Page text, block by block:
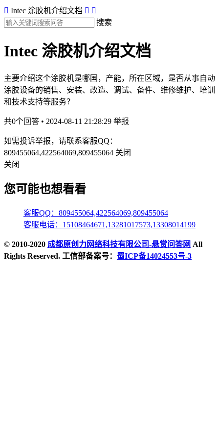
 Intec 涂胶机介绍文档  
搜索
Intec 涂胶机介绍文档
主要介绍这个涂胶机是哪国，产能，所在区域，是否从事自动
涂胶设备的销售、安装、改造、调试、备件、维修维护、培训
和技术支持等服务？
共0个回答 • 2024-08-11 21:28:29 举报
如需投诉举报，请联系客服QQ：
809455064,422564069,809455064 关闭
关闭
您可能也想看看
客服QQ：809455064,422564069,809455064
客服电话：15108464671,13281017573,13308014199
© 2010-2020 成都原创力网络科技有限公司-悬赏问答网 All
Rights Reserved. 工信部备案号： 蜀ICP备14024553号-3